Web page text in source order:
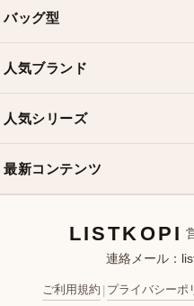
ご利用ガイド
配送について
返品・交換
お問い合わせ
バッグ型
ショルダーバッグ
クロスボディバッグ
ミニバッグ
バケットバッグ
人気ブランド
シャネルバッグ
ディオールバッグ
人気シリーズ
ネヴァーフルバッグ
最新コンテンツ
新着アイテム
ブランドカテゴリ
LISTKOPI
連絡メール：
ご利用規約 | プライバシーポ